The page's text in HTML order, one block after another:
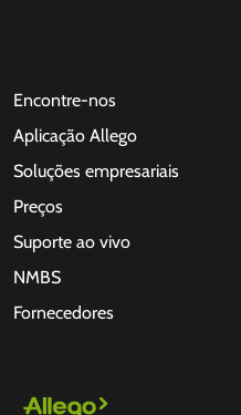
Encontre-nos
Aplicação Allego
Soluções empresariais
Preços
Suporte ao vivo
NMBS
Fornecedores